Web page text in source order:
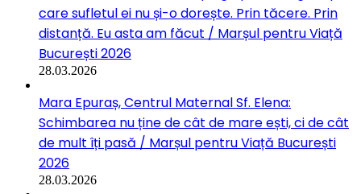
care sufletul ei nu și-o dorește. Prin tăcere. Prin
distanță. Eu asta am făcut / Marșul pentru Viață
București 2026
28.03.2026
Mara Epuraș, Centrul Maternal Sf. Elena:
Schimbarea nu ține de cât de mare ești, ci de cât
de mult îți pasă / Marșul pentru Viață București
2026
28.03.2026